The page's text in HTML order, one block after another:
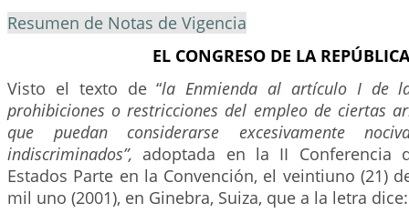
Resumen de Notas de Vigencia
EL CONGRESO DE LA REPÚBLICA
Visto el texto de “la Enmienda al artículo I de
prohibiciones o restricciones del empleo de ciertas
que puedan considerarse excesivamente
indiscriminados”, adoptada en la II Conferencia
Estados Parte en la Convención, el veintiuno (21)
mil uno (2001), en Ginebra, Suiza, que a la letra dice: